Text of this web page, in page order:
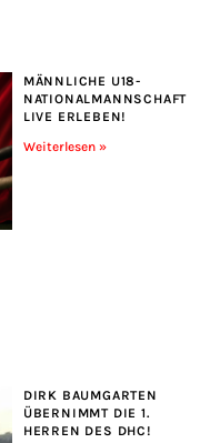
MÄNNLICHE U18-
NATIONALMANNSCHAFT
LIVE ERLEBEN!
Weiterlesen »
DIRK BAUMGARTEN
ÜBERNIMMT DIE 1.
HERREN DES DHC!